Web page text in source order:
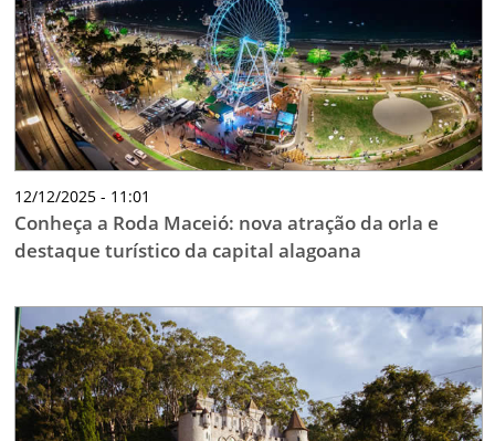
12/12/2025 - 11:01
Conheça a Roda Maceió: nova atração da orla e
destaque turístico da capital alagoana